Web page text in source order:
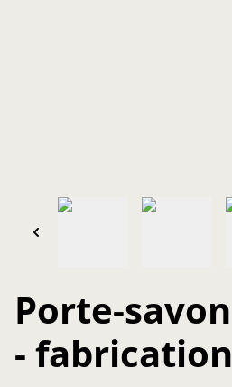
Porte-
-